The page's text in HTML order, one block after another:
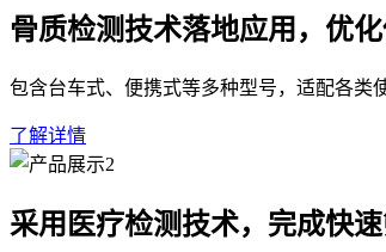
首页/内容中心/健康新闻 · 正文
便携式经颅多普勒：用户体验视角下的
2026-06-17
血管病筛查技术指导原则中对经颅多普勒检
估售后服务网络的覆盖情况，以保障长期使